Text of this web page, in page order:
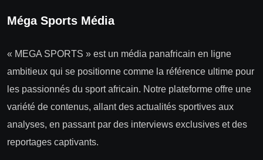
Méga Sports Média
« MEGA SPORTS » est un média panafricain en ligne
ambitieux qui se positionne comme la référence ultime pour
les passionnés du sport africain. Notre plateforme offre une
variété de contenus, allant des actualités sportives aux
analyses, en passant par des interviews exclusives et des
reportages captivants.